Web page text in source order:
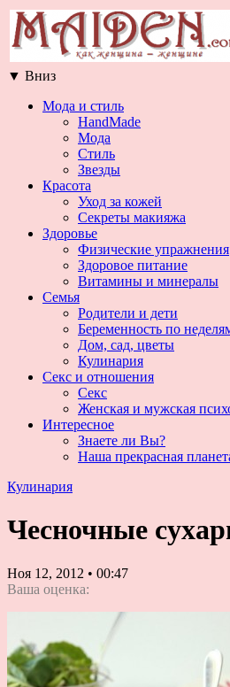
▼ Вниз
Мода и стиль
HandMade
Мода
Стиль
Звезды
Красота
Уход за кожей
Секреты макияжа
Здоровье
Физические упражнения
Здоровое питание
Витамины и минералы
Семья
Родители и дети
Беременность по
Дом, сад, цветы
Кулинария
Секс и отношения
Секс
Женская и мужская
Интересное
Знаете ли Вы?
Наша прекрасная
Кулинария
Чесночные
Ноя 12, 2012 • 00:47
Ваша оценка: